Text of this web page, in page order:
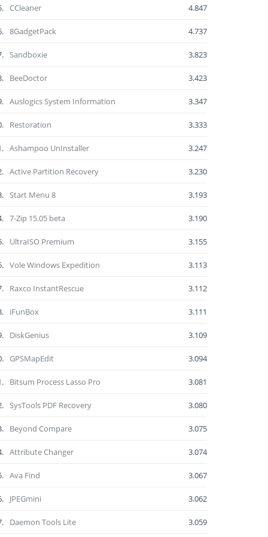
CCleaner 4.847
8GadgetPack 4.737
Sandboxie 3.823
BeeDoctor 3.423
Auslogics System Information 3.347
Restoration 3.333
Ashampoo UnInstaller 3.247
Active Partition Recovery 3.230
Start Menu 8 3.193
7-Zip 15.05 beta 3.190
UltraISO Premium 3.155
Vole Windows Expedition 3.113
Raxco InstantRescue 3.112
iFunBox 3.111
DiskGenius 3.109
GPSMapEdit 3.094
Bitsum Process Lasso Pro 3.081
SysTools PDF Recovery 3.080
Beyond Compare 3.075
Attribute Changer 3.074
Ava Find 3.067
JPEGmini 3.062
Daemon Tools Lite 3.059